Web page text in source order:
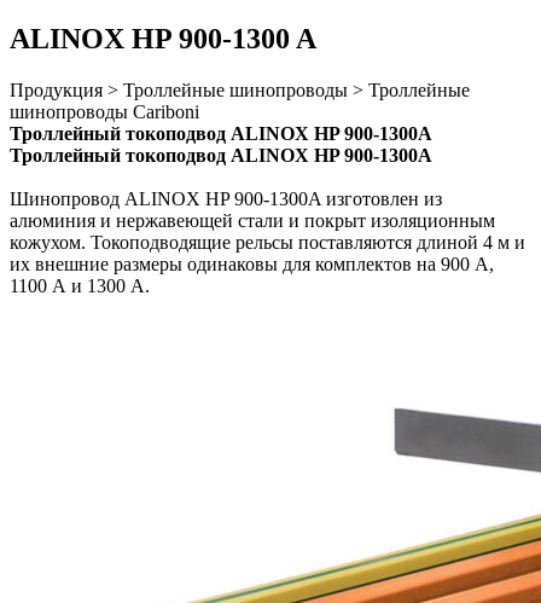
ALINOX HP 900-1300 A
Продукция > Троллейные шинопроводы > Троллейные
шинопроводы Cariboni
Троллейный токоподвод ALINOX HP 900-1300A
Троллейный токоподвод ALINOX HP 900-1300A
Шинопровод ALINOX HP 900-1300A изготовлен из
алюминия и нержавеющей стали и покрыт изоляционным
кожухом. Токоподводящие рельсы поставляются длиной 4 м и
их внешние размеры одинаковы для комплектов на 900 А,
1100 А и 1300 А.